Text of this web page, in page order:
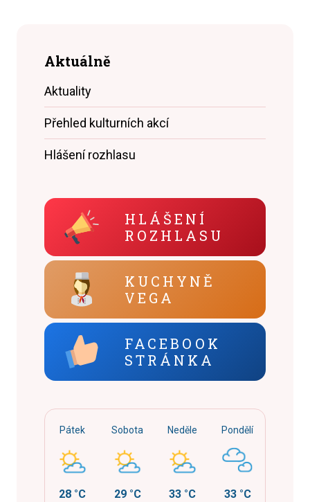
Aktuálně
Aktuality
Přehled kulturních akcí
Hlášení rozhlasu
HLÁŠENÍ
ROZHLASU
KUCHYNĚ
VEGA
FACEBOOK
STRÁNKA
Pátek
28 °C
Sobota
29 °C
Neděle
33 °C
Pondělí
33 °C